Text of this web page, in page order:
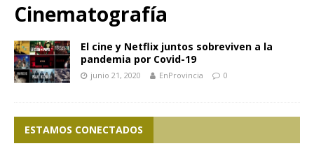
Cinematografía
El cine y Netflix juntos sobreviven a la
pandemia por Covid-19
junio 21, 2020 EnProvincia 0
ESTAMOS CONECTADOS